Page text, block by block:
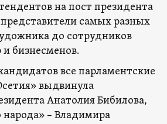
на пост президента
самых разных
до сотрудников
бизнесменов.
все парламентские
выдвинула
Анатолия Бибилова,
– Владимира